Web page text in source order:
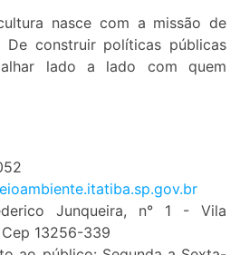
nasce com a missão de
De construir políticas públicas
lado a lado com quem
itatiba.sp.gov.br
Junqueira, n° 1 - Vila
13256-339